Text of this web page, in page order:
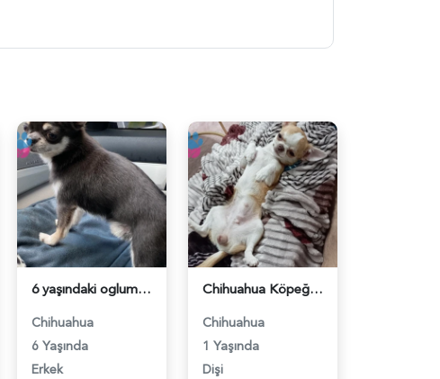
6 yaşındaki oglumuza eş arıyoruz - 118984086
Chihuahua
6 Yaşında
Erkek
Chihuahua Köpeğime Eş Arıyorum 1 Yaşında - 118984020
Chihuahua
1 Yaşında
Dişi